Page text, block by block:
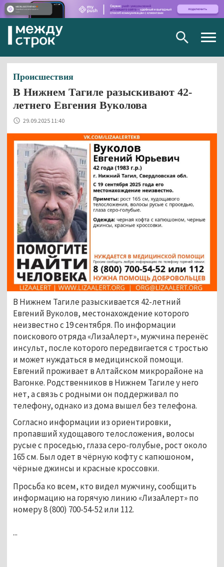
Происшествия
В Нижнем Тагиле разыскивают 42-
летнего Евгения Вуколова
29.09.2025 11:40
В Нижнем Тагиле разыскивается 42-летний
Евгений Вуколов, местонахождение которого
неизвестно с 19 сентября. По информации
поискового отряда «ЛизаАлерт», мужчина перенёс
инсульт, после которого передвигается с тростью
и может нуждаться в медицинской помощи.
Евгений проживает в Алтайском микрорайоне на
Вагонке. Родственников в Нижнем Тагиле у него
нет, а связь с родными он поддерживал по
телефону, однако из дома вышел без телефона.
Согласно информации из ориентировки,
пропавший худощавого телосложения, волосы
русые с проседью, глаза серо-голубые, рост около
165 см. Был одет в чёрную кофту с капюшоном,
чёрные джинсы и красные кроссовки.
Просьба ко всем, кто видел мужчину, сообщить
информацию на горячую линию «ЛизаАлерт» по
номеру 8 (800) 700-54-52 или 112.
...